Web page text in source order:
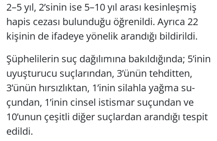
2–5 yıl, 2’sinin ise 5–10 yıl arası ke­sin­leş­miş
hapis ce­za­sı bu­lun­du­ğu öğ­re­nil­di. Ay­rı­ca 22
ki­şi­nin de ifa­de­ye yö­ne­lik aran­dı­ğı bil­di­ril­di.
Şüp­he­li­le­rin suç da­ğı­lı­mı­na ba­kıl­dı­ğın­da; 5’inin
uyuş­tu­ru­cu suç­la­rın­dan, 3’ünün teh­dit­ten,
3’ünün hır­sız­lık­tan, 1’inin si­lah­la yağma su­
çun­dan, 1’inin cin­sel is­tis­mar su­çun­dan ve
10’unun çe­şit­li diğer suç­lar­dan aran­dı­ğı tes­pit
edil­di.